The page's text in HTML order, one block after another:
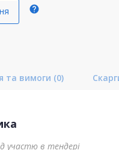
help
та вимоги (0)
участю в тендері